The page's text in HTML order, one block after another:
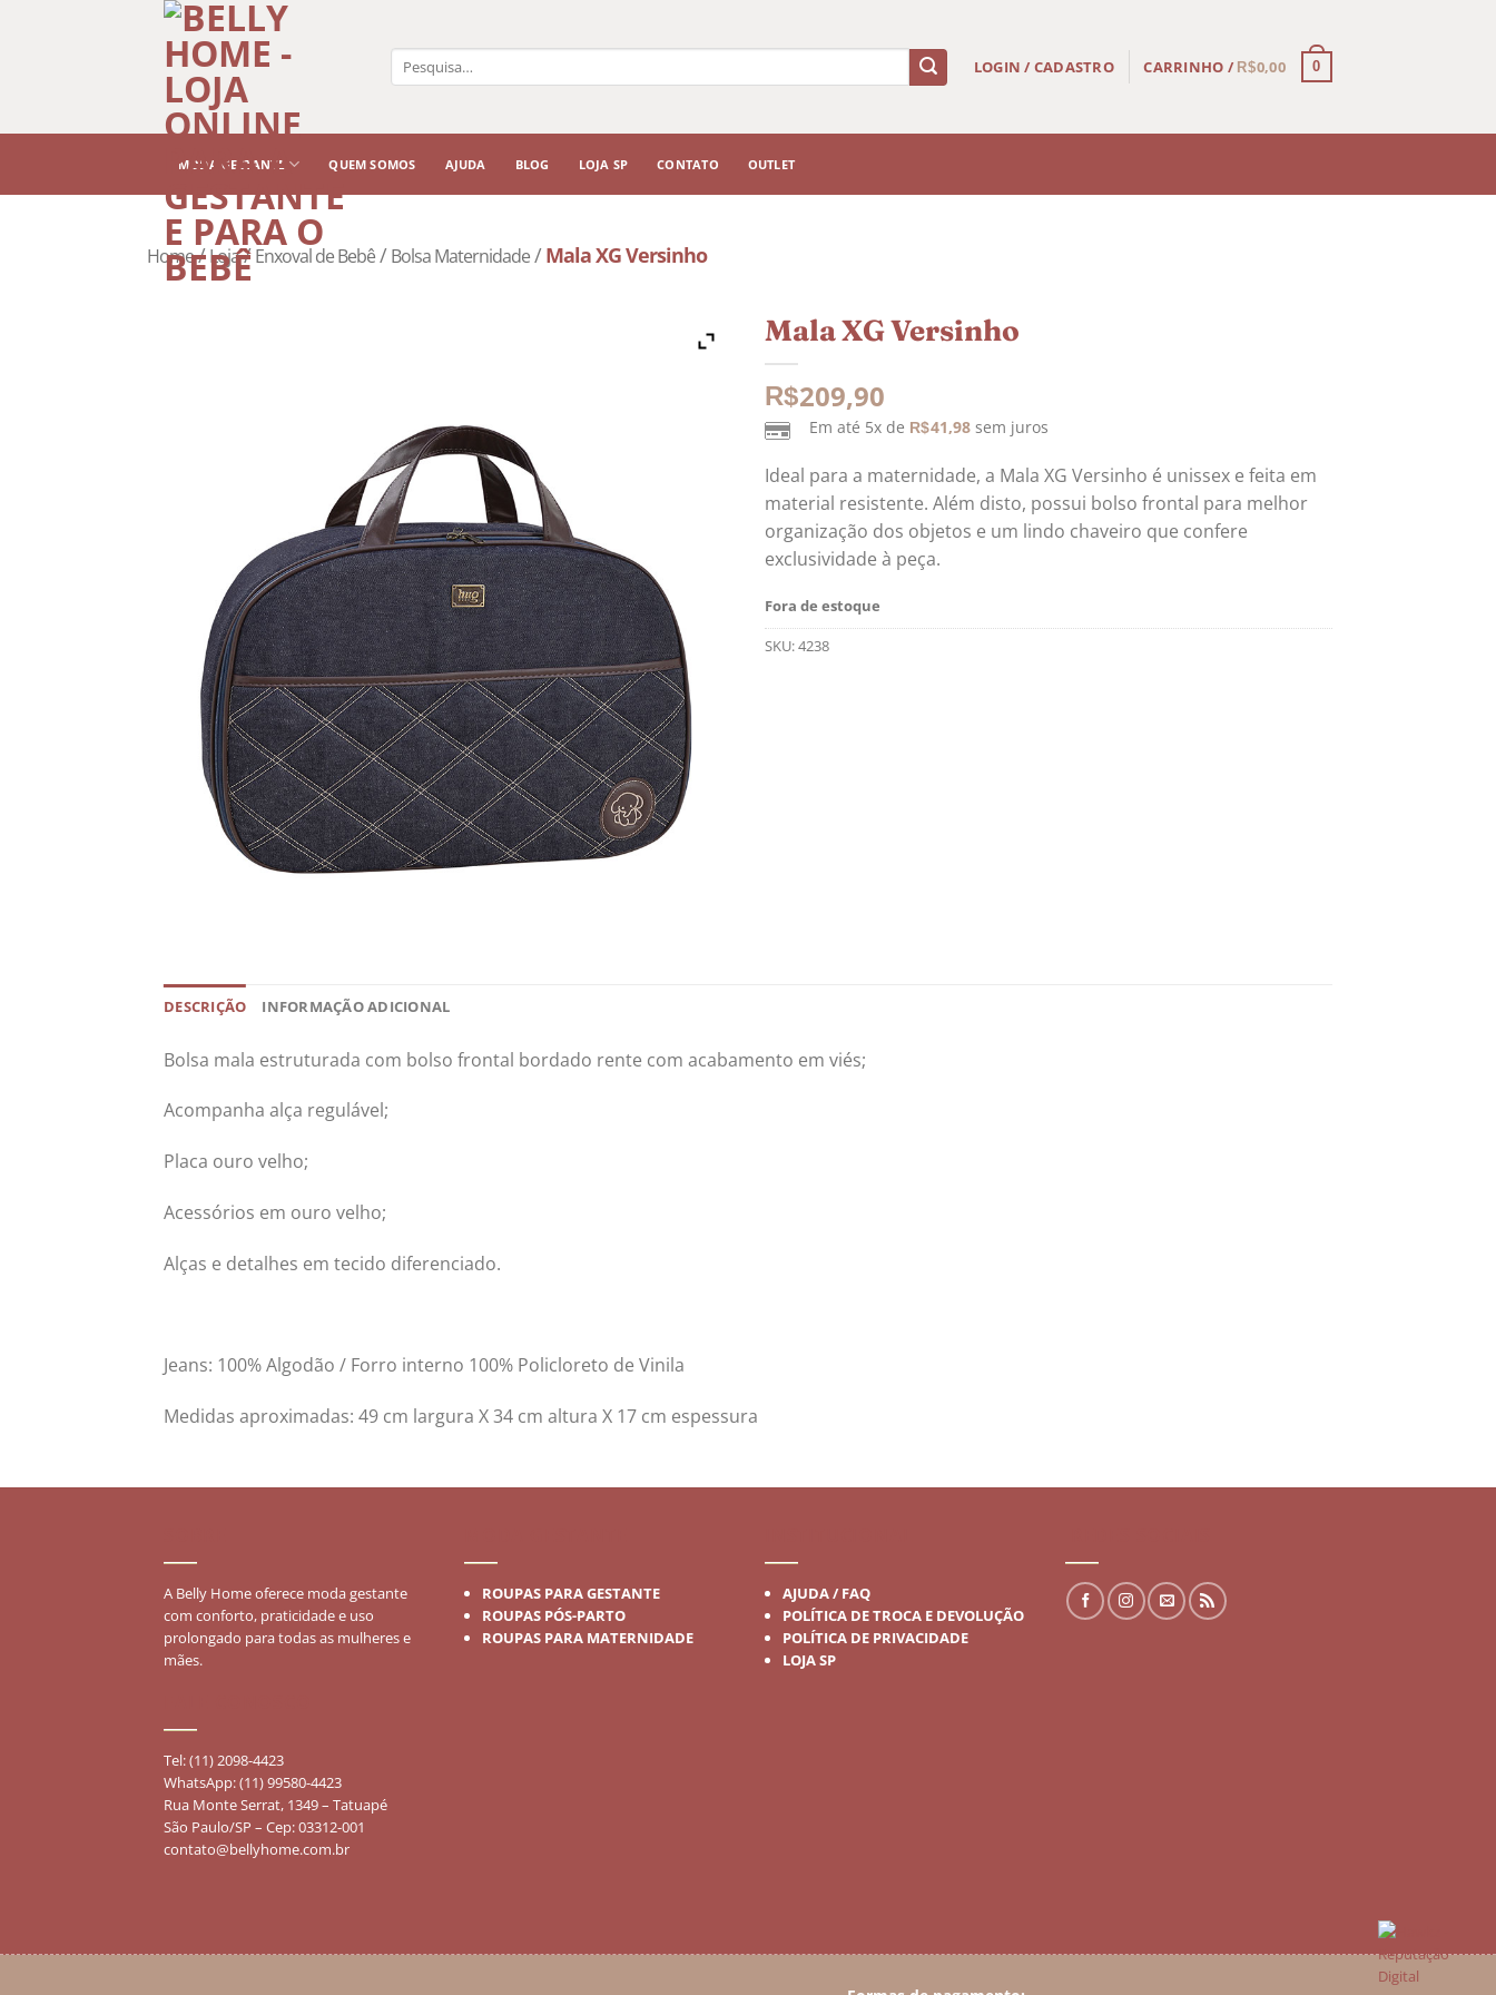
Pesquisar
LOGIN / CADASTRO CARRINHO / R$0,00 0
MODA GESTANTE QUEM SOMOS AJUDA BLOG LOJA SP CONTATO OUTLET
Home/Loja/Enxoval de Bebê/Bolsa Maternidade/Mala XG Versinho
Mala XG Versinho
R$209,90
Em até 5x de R$41,98 sem juros
Ideal para a maternidade, a Mala XG Versinho é unissex e feita em
material resistente. Além disto, possui bolso frontal para melhor
organização dos objetos e um lindo chaveiro que confere
exclusividade à peça.
Fora de estoque
SKU:4238
DESCRIÇÃO INFORMAÇÃO ADICIONAL
Bolsa mala estruturada com bolso frontal bordado rente com acabamento em viés;
Acompanha alça regulável;
Placa ouro velho;
Acessórios em ouro velho;
Alças e detalhes em tecido diferenciado.
Jeans: 100% Algodão / Forro interno 100% Policloreto de Vinila
Medidas aproximadas: 49 cm largura X 34 cm altura X 17 cm espessura
A Belly Home oferece moda gestante
com conforto, praticidade e uso
prolongado para todas as mulheres e
mães.
ROUPAS PARA GESTANTE
ROUPAS PÓS-PARTO
ROUPAS PARA MATERNIDADE
AJUDA / FAQ
POLÍTICA DE TROCA E DEVOLUÇÃO
POLÍTICA DE PRIVACIDADE
LOJA SP
Tel: (11) 2098-4423
WhatsApp: (11) 99580-4423
Rua Monte Serrat, 1349 – Tatuapé
São Paulo/SP – Cep: 03312-001
contato@bellyhome.com.br